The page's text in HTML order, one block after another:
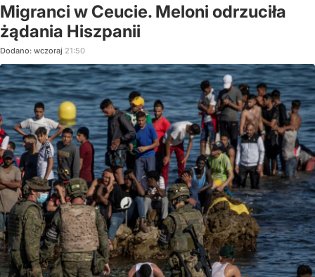
Migranci w Ceucie. Meloni odrzuciła
żądania Hiszpanii
Dodano: wczoraj 21:50